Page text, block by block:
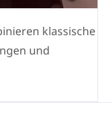
klassische
und